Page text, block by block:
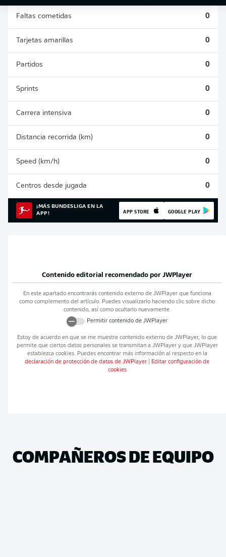
Faltas cometidas 0
Tarjetas amarillas 0
Partidos 0
Sprints 0
Carrera intensiva 0
Distancia recorrida (km) 0
Speed (km/h) 0
Centros desde jugada 0
¡MÁS BUNDESLIGA EN LA
APP!
APP STORE GOOGLE PLAY
Contenido editorial recomendado por JWPlayer
En este apartado encontrarás contenido externo de JWPlayerque funciona
como complemento del artículo. Puedes visualizarlo haciendo clic sobre dicho
contenido, así como ocultarlo nuevamente.
Permitir contenido de JWPlayer
Estoy de acuerdo en que se me muestre contenido externo de JWPlayer, lo que
permite que ciertos datos personales se transmitan a JWPlayery que JWPlayer
establezca cookies. Puedes encontrar más información al respecto en la
declaración de protección de datos de JWPlayer
Editar configuración de
cookies
COMPAÑEROS DE EQUIPO